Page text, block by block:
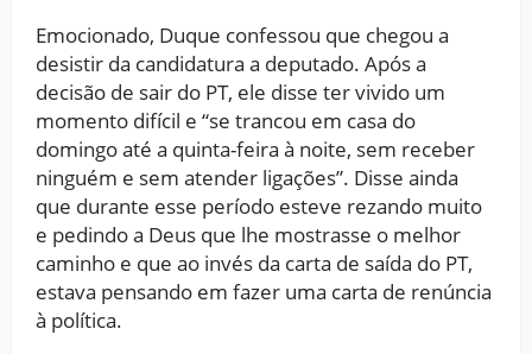
Emocionado, Duque confessou que chegou a
desistir da candidatura a deputado. Após a
decisão de sair do PT, ele disse ter vivido um
momento difícil e “se trancou em casa do
domingo até a quinta-feira à noite, sem receber
ninguém e sem atender ligações”. Disse ainda
que durante esse período esteve rezando muito
e pedindo a Deus que lhe mostrasse o melhor
caminho e que ao invés da carta de saída do PT,
estava pensando em fazer uma carta de renúncia
à política.